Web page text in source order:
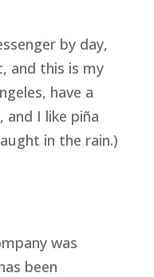
by day,
and this is my
have a
and I like piña
in the rain.)
was
been